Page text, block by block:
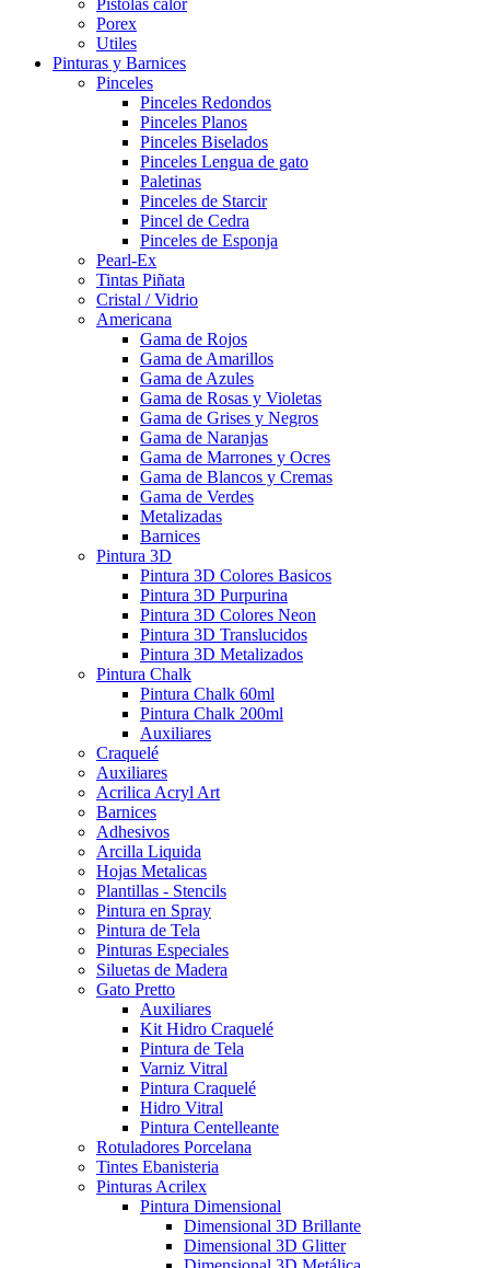
Porex
Utiles
Pinturas y Barnices
Pinceles
Pinceles Redondos
Pinceles Planos
Pinceles Biselados
Pinceles Lengua de gato
Paletinas
Pinceles de Starcir
Pincel de Cedra
Pinceles de Esponja
Pearl-Ex
Tintas Piñata
Cristal / Vidrio
Americana
Gama de Rojos
Gama de Amarillos
Gama de Azules
Gama de Rosas y Violetas
Gama de Grises y Negros
Gama de Naranjas
Gama de Marrones y Ocres
Gama de Blancos y Cremas
Gama de Verdes
Metalizadas
Barnices
Pintura 3D
Pintura 3D Colores Basicos
Pintura 3D Purpurina
Pintura 3D Colores Neon
Pintura 3D Translucidos
Pintura 3D Metalizados
Pintura Chalk
Pintura Chalk 60ml
Pintura Chalk 200ml
Auxiliares
Craquelé
Auxiliares
Acrilica Acryl Art
Barnices
Adhesivos
Arcilla Liquida
Hojas Metalicas
Plantillas - Stencils
Pintura en Spray
Pintura de Tela
Pinturas Especiales
Siluetas de Madera
Gato Pretto
Auxiliares
Kit Hidro Craquelé
Pintura de Tela
Varniz Vitral
Pintura Craquelé
Hidro Vitral
Pintura Centelleante
Rotuladores Porcelana
Tintes Ebanisteria
Pinturas Acrilex
Pintura Dimensional
Dimensional 3D Brillante
Dimensional 3D Glitter